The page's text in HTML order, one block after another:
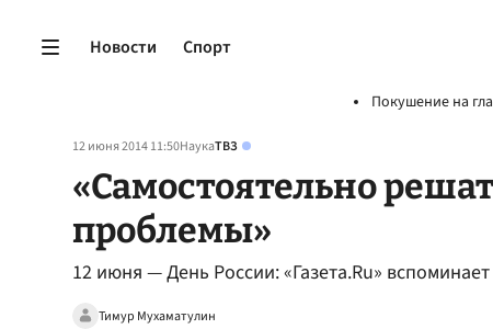
Новости Спорт
Покушение на
12 июня 2014 11:50НаукаТВЗ
«Самостоятельно
проблемы»
12 июня — День России: «Газета.Ru»
Тимур Мухаматулин